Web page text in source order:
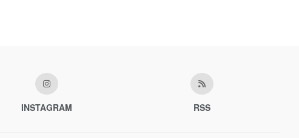
INSTAGRAM RSS